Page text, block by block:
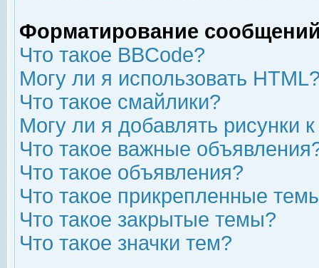
Форматирование
Что такое BBCode?
Могу ли я использовать
Что такое смайлики?
Могу ли я добавлять рисунки
Что такое важные
Что такое объявления?
Что такое прикрепленные
Что такое закрытые темы?
Что такое значки тем?